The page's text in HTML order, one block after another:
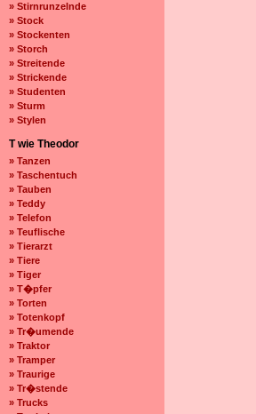
» Stirnrunzelnde
» Stock
» Stockenten
» Storch
» Streitende
» Strickende
» Studenten
» Sturm
» Stylen
T wie Theodor
» Tanzen
» Taschentuch
» Tauben
» Teddy
» Telefon
» Teuflische
» Tierarzt
» Tiere
» Tiger
» T�pfer
» Torten
» Totenkopf
» Tr�umende
» Traktor
» Tramper
» Traurige
» Tr�stende
» Trucks